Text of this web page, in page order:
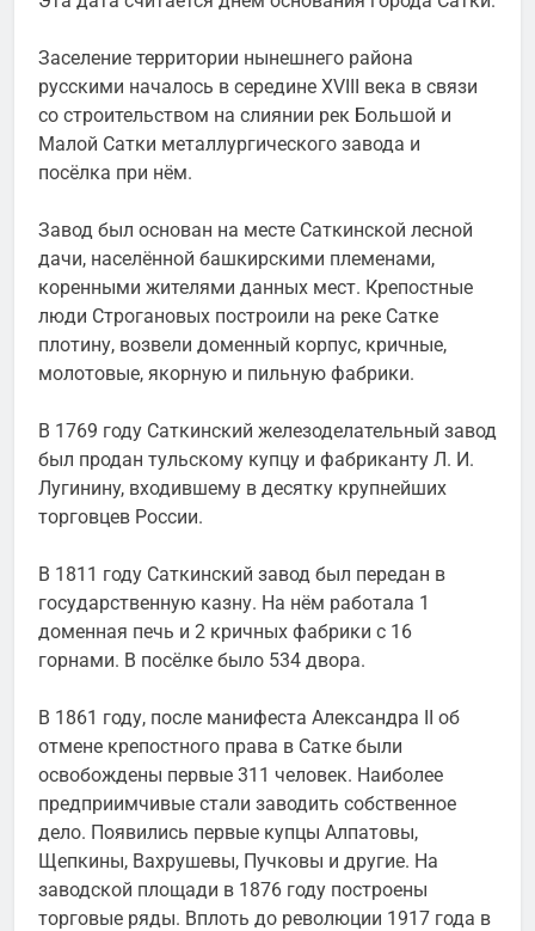
Заселение территории нынешнего района
русскими началось в середине XVIII века в связи
со строительством на слиянии рек Большой и
Малой Сатки металлургического завода и
посёлка при нём.
Завод был основан на месте Саткинской лесной
дачи, населённой башкирскими племенами,
коренными жителями данных мест. Крепостные
люди Строгановых построили на реке Сатке
плотину, возвели доменный корпус, кричные,
молотовые, якорную и пильную фабрики.
В 1769 году Саткинский железоделательный завод
был продан тульскому купцу и фабриканту Л. И.
Лугининy, входившему в десятку крупнейших
торговцев России.
В 1811 году Саткинский завод был передан в
государственную казну. На нём работала 1
доменная печь и 2 кричных фабрики с 16
горнами. В посёлке было 534 двора.
В 1861 году, после манифеста Александра II об
отмене крепостного права в Сатке были
освобождены первые 311 человек. Наиболее
предприимчивые стали заводить собственное
дело. Появились первые купцы Алпатовы,
Щепкины, Вахрушевы, Пучковы и другие. На
заводской площади в 1876 году построены
торговые ряды. Вплоть до революции 1917 года в